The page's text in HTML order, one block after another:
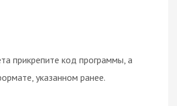
прикрепите код программы, а
указанном ранее.